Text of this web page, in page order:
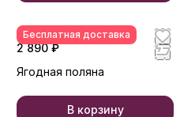
Бесплатная доставка
2 890 ₽
Ягодная поляна
В корзину